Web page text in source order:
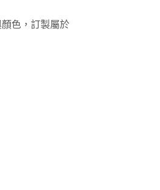
色，訂製屬於